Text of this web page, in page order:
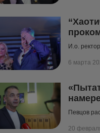
И.о.
6 марта
Певцов
20